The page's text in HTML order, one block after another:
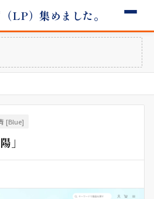
LP）集めました。
[Blue]
」